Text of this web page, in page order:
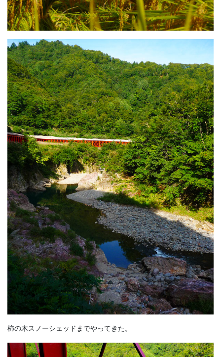
柿の木スノーシェッドまでやってきた。